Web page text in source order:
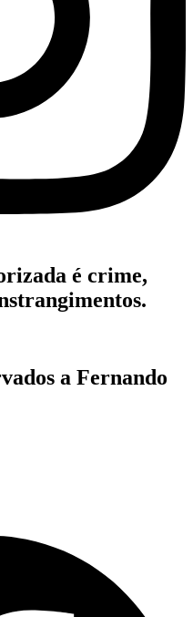
é crime,
a Fernando